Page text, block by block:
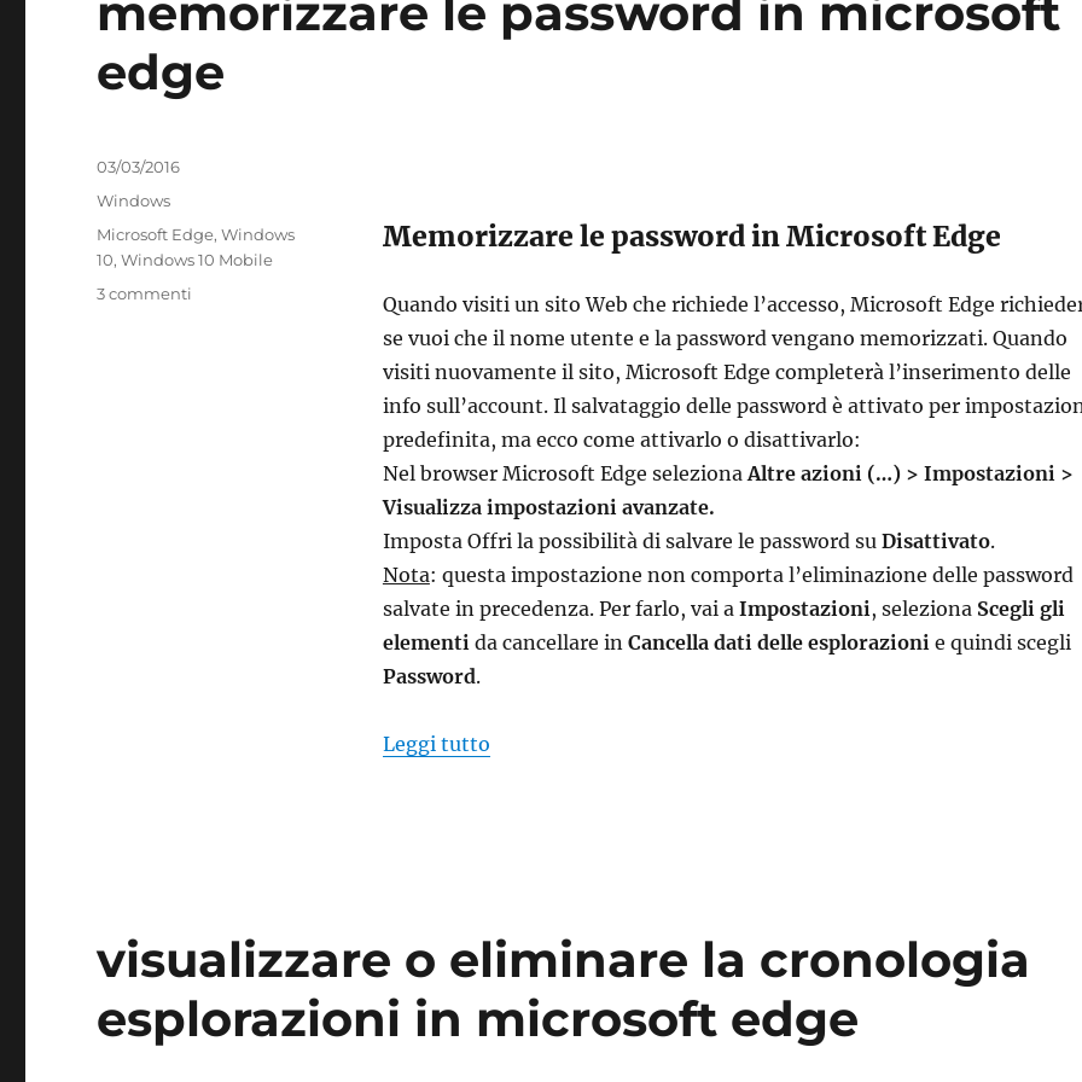
memorizzare le password in microsoft
edge
Memorizzare le password in Microsoft Edge
Quando visiti un sito Web che richiede l’accesso, Microsoft Edge
se vuoi che il nome utente e la password vengano memorizzati. Quando
visiti nuovamente il sito, Microsoft Edge completerà l’inserimento delle
info sull’account. Il salvataggio delle password è attivato per
predefinita, ma ecco come attivarlo o disattivarlo:
Nel browser Microsoft Edge selezionaAltre azioni (…) > Impostazioni >
Visualizza impostazioni avanzate.
Imposta Offri la possibilità di salvare le password su Disattivato.
Nota: questa impostazione non comporta l’eliminazione delle password
salvate in precedenza. Per farlo, vai a Impostazioni, selezionaScegli gli
elementida cancellare in Cancella dati delle esplorazionie quindi scegli
Password.
Leggi tutto“memorizzare le password in microsoft edge”
Pubblicato
03/03/2016
Categorie
Windows
Tag
Microsoft Edge,Windows
10,Windows 10 Mobile
3 commenti
visualizzare o eliminare la cronologia
esplorazioni in microsoft edge